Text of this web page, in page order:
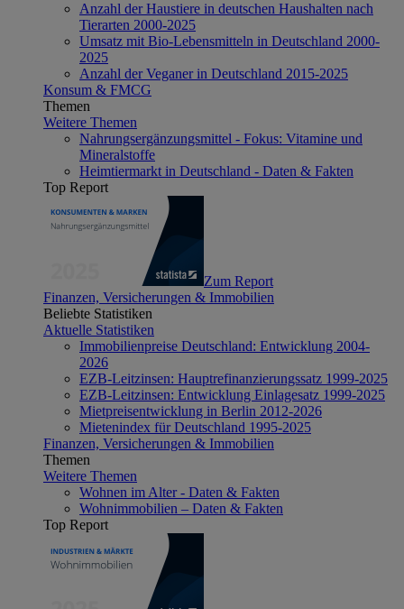
Anzahl der Haustiere in deutschen Haushalten nach
Tierarten 2000-2025
Umsatz mit Bio-Lebensmitteln in Deutschland 2000-
2025
Anzahl der Veganer in Deutschland 2015-2025
Konsum & FMCG
Themen
Weitere Themen
Nahrungsergänzungsmittel - Fokus: Vitamine und
Mineralstoffe
Heimtiermarkt in Deutschland - Daten & Fakten
Top Report
Zum Report
Finanzen, Versicherungen & Immobilien
Beliebte Statistiken
Aktuelle Statistiken
Immobilienpreise Deutschland: Entwicklung 2004-
2026
EZB-Leitzinsen: Hauptrefinanzierungssatz 1999-2025
EZB-Leitzinsen: Entwicklung Einlagesatz 1999-2025
Mietpreisentwicklung in Berlin 2012-2026
Mietenindex für Deutschland 1995-2025
Finanzen, Versicherungen & Immobilien
Themen
Weitere Themen
Wohnen im Alter - Daten & Fakten
Wohnimmobilien – Daten & Fakten
Top Report